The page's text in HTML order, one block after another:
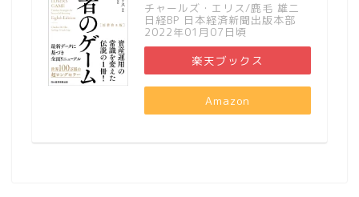
チャールズ・エリス/鹿毛 雄二
日経BP 日本経済新聞出版本部
2022年01月07日頃
楽天ブックス
Amazon